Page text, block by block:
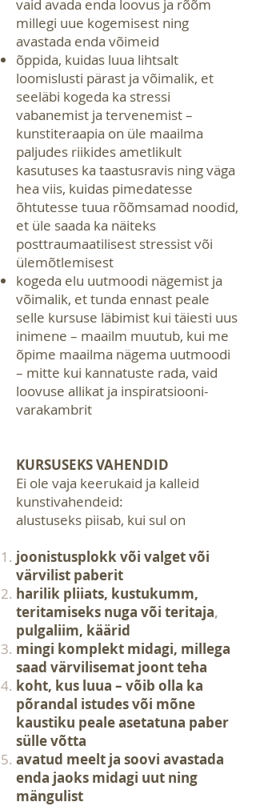
vaid avada enda loovus ja rõõm
millegi uue kogemisest ning
avastada enda võimeid
õppida, kuidas luua lihtsalt
loomislusti pärast ja võimalik, et
seeläbi kogeda ka stressi
vabanemist ja tervenemist –
kunstiteraapia on üle maailma
paljudes riikides ametlikult
kasutuses ka taastusravis ning väga
hea viis, kuidas pimedatesse
õhtutesse tuua rõõmsamad noodid,
et üle saada ka näiteks
posttraumaatilisest stressist või
ülemõtlemisest
kogeda elu uutmoodi nägemist ja
võimalik, et tunda ennast peale
selle kursuse läbimist kui täiesti uus
inimene – maailm muutub, kui me
õpime maailma nägema uutmoodi
– mitte kui kannatuste rada, vaid
loovuse allikat ja inspiratsiooni-
varakambrit
KURSUSEKS VAHENDID
Ei ole vaja keerukaid ja kalleid
kunstivahendeid:
alustuseks piisab, kui sul on
joonistusplokk või valget või
värvilist paberit
harilik pliiats, kustukumm,
teritamiseks nuga või teritaja,
pulgaliim, käärid
mingi komplekt midagi, millega
saad värvilisemat joont teha
koht, kus luua – võib olla ka
põrandal istudes või mõne
kaustiku peale asetatuna paber
sülle võtta
avatud meelt ja soovi avastada
enda jaoks midagi uut ning
mängulist